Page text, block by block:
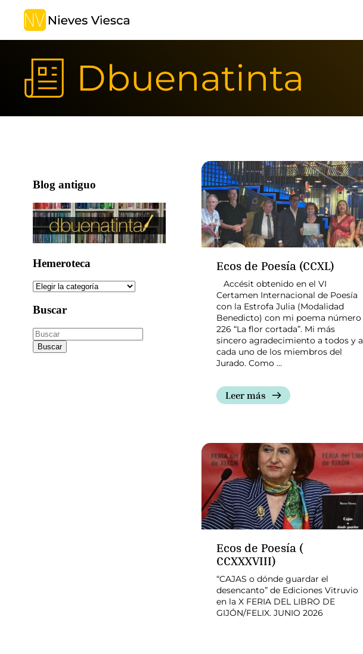
Dbuenatinta
Blog antiguo
Hemeroteca
Hemeroteca
Buscar
Ecos de Poesía (CCXL)
Accésit obtenido en el VI
Certamen Internacional de Poesía
con la Estrofa Julia (Modalidad
Benedicto) con mi poema número
226 “La flor cortada”. Mi más
sincero agradecimiento a todos y a
cada uno de los miembros del
Jurado. Como …
Leer más
Ecos de Poesía (
CCXXXVIII)
“CAJAS o dónde guardar el
desencanto” de Ediciones Vitruvio
en la X FERIA DEL LIBRO DE
GIJÓN/FELIX. JUNIO 2026